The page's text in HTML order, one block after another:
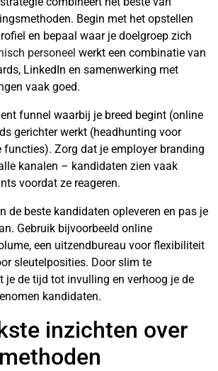
Begin met het opstellen
en bepaal waar je doelgroep zich
personeel werkt een combinatie van
LinkedIn en samenwerking met
vaak goed.
funnel waarbij je breed begint (online
gerichter werkt (headhunting voor
functies). Zorg dat je employer branding
kanalen – kandidaten zien vaak
voordat ze reageren.
de beste kandidaten opleveren en pas je
Gebruik bijvoorbeeld online
een uitzendbureau voor flexibiliteit
sleutelposities. Door slim te
je de tijd tot invulling en verhoog je de
kandidaten.
inzichten over